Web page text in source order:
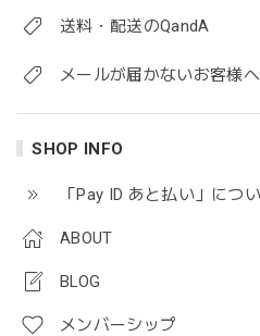
送料・配送のQandA
メールが届かないお客様へ
SHOP INFO
「Pay ID あと払い」につ
ABOUT
BLOG
メンバーシップ